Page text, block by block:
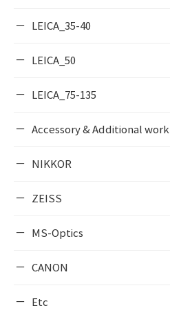
LEICA_35-40
LEICA_50
LEICA_75-135
Accessory & Additional work
NIKKOR
ZEISS
MS-Optics
CANON
Etc